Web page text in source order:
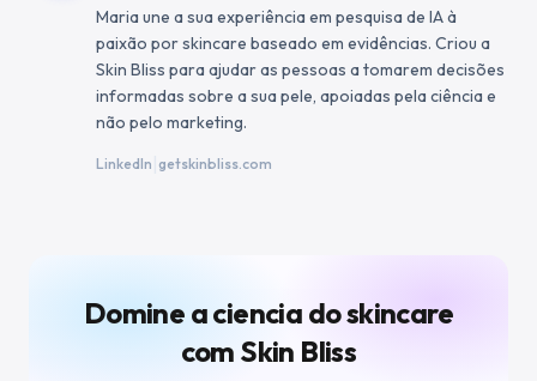
Maria une a sua experiência em pesquisa de IA à
paixão por skincare baseado em evidências. Criou a
Skin Bliss para ajudar as pessoas a tomarem decisões
informadas sobre a sua pele, apoiadas pela ciência e
não pelo marketing.
LinkedIn getskinbliss.com
Domine a ciencia do skincare
com Skin Bliss